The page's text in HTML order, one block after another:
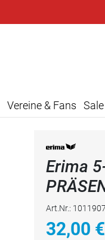
Vereine & Fans Sale
Erima
Art.Nr.:
32,00 €